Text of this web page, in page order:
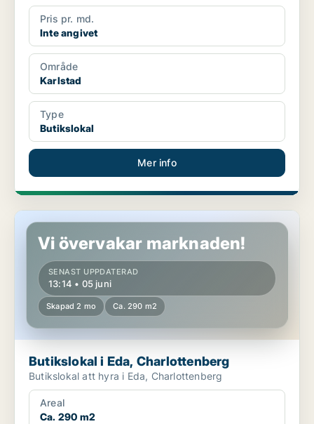
Pris pr. md.
Inte angivet
Område
Karlstad
Type
Butikslokal
Mer info
Butikslokal i Eda, Charlottenberg
Vi övervakar marknaden!
SENAST UPPDATERAD
13:14 • 05 juni
Skapad 2 mo Ca. 290 m2
Butikslokal i Eda, Charlottenberg
Butikslokal att hyra i Eda, Charlottenberg
Areal
Ca. 290 m2